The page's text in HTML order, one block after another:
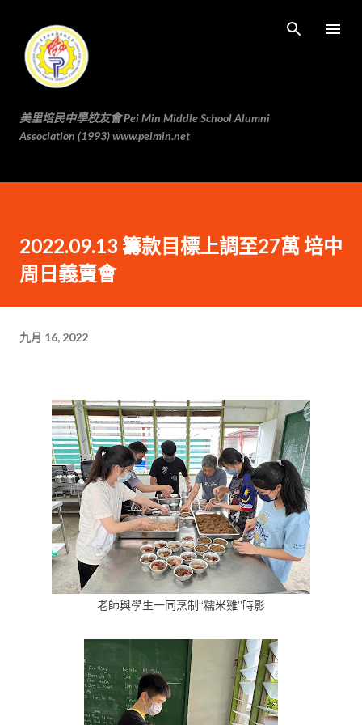
美里培民中學校友會 Pei Min Middle School Alumni
Association (1993) www.peimin.net
2022.09.13 籌款目標上調至27萬 培中
周日義賣會
九月 16, 2022
老師與學生一同烹制“糯米雞”時影